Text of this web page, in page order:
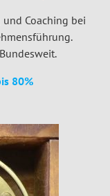
Coaching bei
80%